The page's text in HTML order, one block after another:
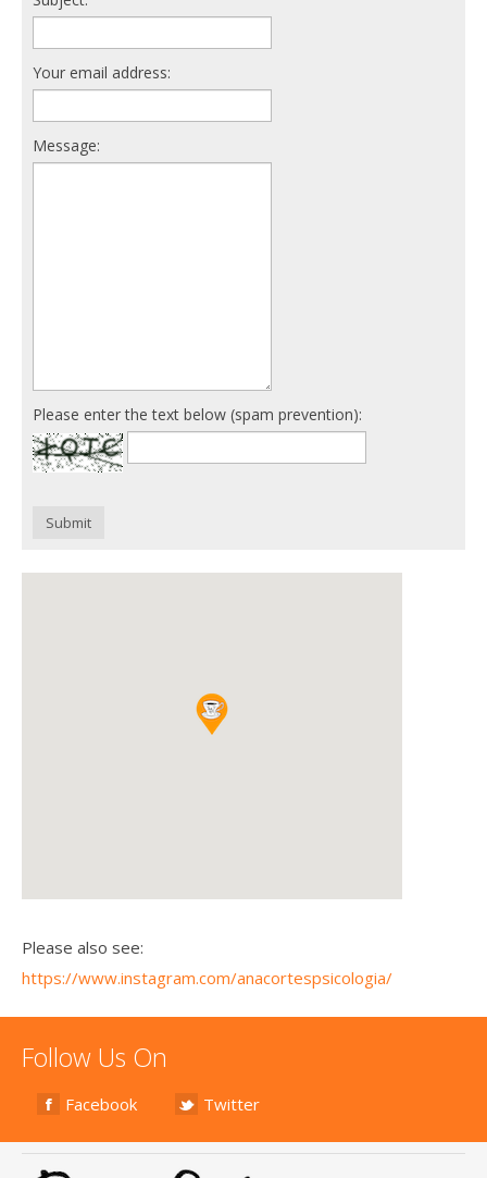
Your email address:
Message:
Please enter the text below (spam prevention):
Submit
Please also see:
https://www.instagram.com/anacortespsicologia/
Follow Us On
Facebook Twitter